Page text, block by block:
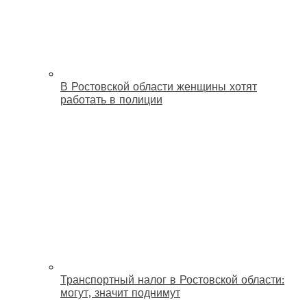
В Ростовской области женщины хотят
работать в полиции
Транспортный налог в Ростовской области:
могут, значит поднимут